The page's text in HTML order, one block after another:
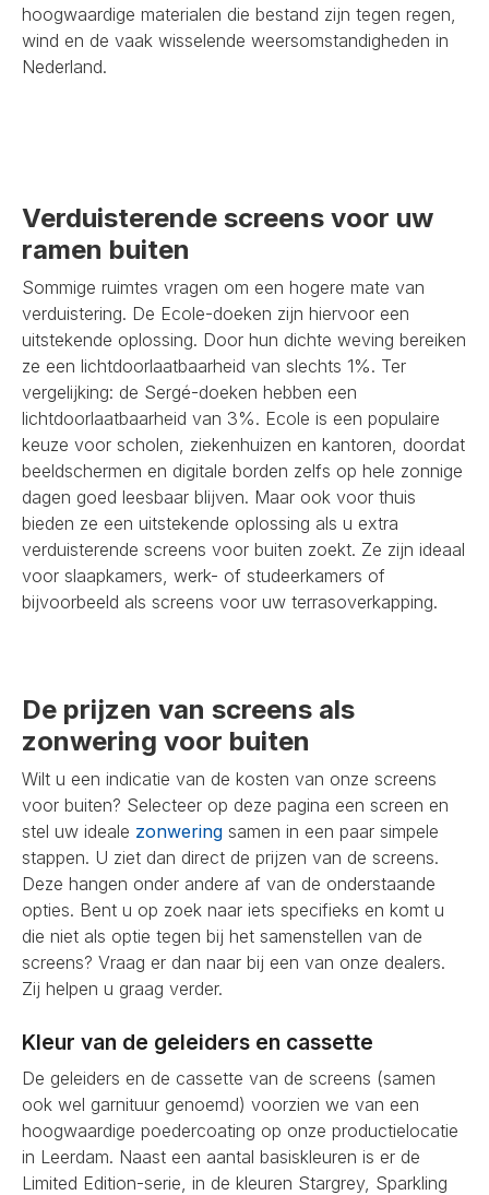
hoogwaardige materialen die bestand zijn tegen regen,
wind en de vaak wisselende weersomstandigheden in
Nederland.
Verduisterende screens voor uw
ramen buiten
Sommige ruimtes vragen om een hogere mate van
verduistering. De Ecole-doeken zijn hiervoor een
uitstekende oplossing. Door hun dichte weving bereiken
ze een lichtdoorlaatbaarheid van slechts 1%. Ter
vergelijking: de Sergé-doeken hebben een
lichtdoorlaatbaarheid van 3%. Ecole is een populaire
keuze voor scholen, ziekenhuizen en kantoren, doordat
beeldschermen en digitale borden zelfs op hele zonnige
dagen goed leesbaar blijven. Maar ook voor thuis
bieden ze een uitstekende oplossing als u extra
verduisterende screens voor buiten zoekt. Ze zijn ideaal
voor slaapkamers, werk- of studeerkamers of
bijvoorbeeld als screens voor uw terrasoverkapping.
De prijzen van screens als
zonwering voor buiten
Wilt u een indicatie van de kosten van onze screens
voor buiten? Selecteer op deze pagina een screen en
stel uw ideale zonwering samen in een paar simpele
stappen. U ziet dan direct de prijzen van de screens.
Deze hangen onder andere af van de onderstaande
opties. Bent u op zoek naar iets specifieks en komt u
die niet als optie tegen bij het samenstellen van de
screens? Vraag er dan naar bij een van onze dealers.
Zij helpen u graag verder.
Kleur van de geleiders en cassette
De geleiders en de cassette van de screens (samen
ook wel garnituur genoemd) voorzien we van een
hoogwaardige poedercoating op onze productielocatie
in Leerdam. Naast een aantal basiskleuren is er de
Limited Edition-serie, in de kleuren Stargrey, Sparkling